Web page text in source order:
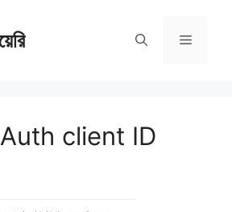
Menu
client ID